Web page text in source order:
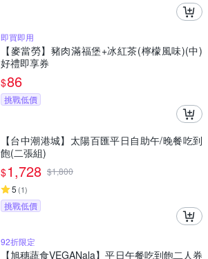
即買即用
【麥當勞】豬肉滿福堡+冰紅茶(檸檬風味)(中)
好禮即享券
$86
挑戰低價
【台中潮港城】太陽百匯平日自助午/晚餐吃到
飽(二張組)
$1,728 $1,800
5 (1)
挑戰低價
92折限定
【旭穗蔬食VEGANala】平日午餐吃到飽二人券